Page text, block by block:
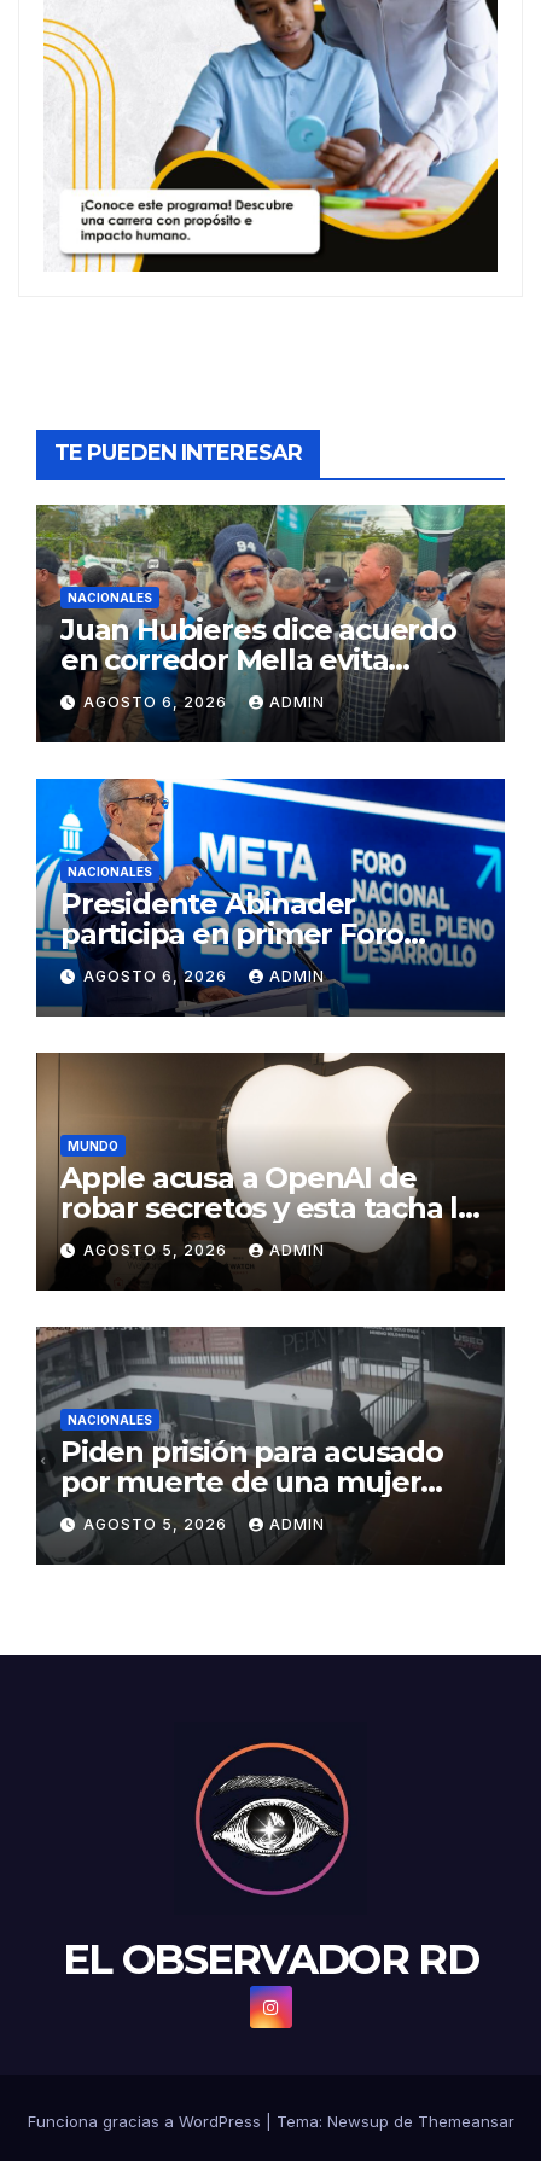
TE PUEDEN INTERESAR
NACIONALES
Juan Hubieres dice acuerdo
en corredor Mella evita
conflictos innecesarios
AGOSTO 6, 2026 ADMIN
NACIONALES
Presidente Abinader
participa en primer Foro
Meta RD 2036 con miras a
impulsar el crecimiento
económico, fortalecer las
instituciones y elevar la
productividad
AGOSTO 6, 2026 ADMIN
MUNDO
Apple acusa a OpenAI de
robar secretos y esta tacha la
demanda de «agresiva y
personal»
AGOSTO 5, 2026 ADMIN
NACIONALES
Piden prisión para acusado
por muerte de una mujer
durante intento de robo en
plaza comercial en Piantini
AGOSTO 5, 2026 ADMIN
EL OBSERVADOR RD
Funciona gracias a WordPress Tema: Newsup de Themeansar